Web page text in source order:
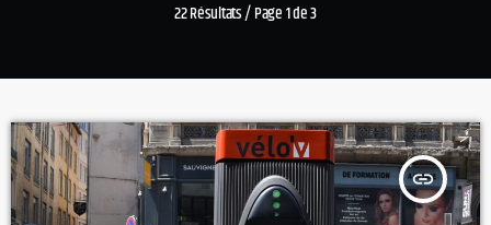
22 Résultats / Page 1 de 3
insert_link